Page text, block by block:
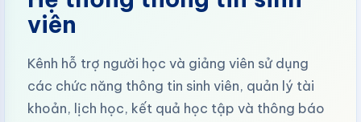
viên
Kênh hỗ trợ người học và giảng viên sử dụng
các chức năng thông tin sinh viên, quản lý tài
khoản, lịch học, kết quả học tập và thông báo